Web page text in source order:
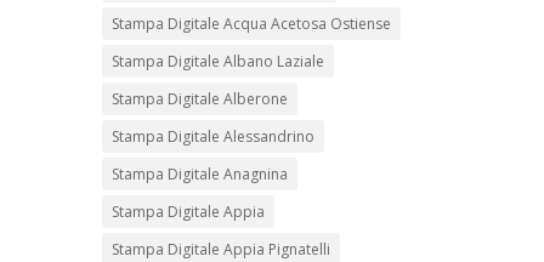
Stampa Digitale Acqua Acetosa Ostiense
Stampa Digitale Albano Laziale
Stampa Digitale Alberone
Stampa Digitale Alessandrino
Stampa Digitale Anagnina
Stampa Digitale Appia
Stampa Digitale Appia Pignatelli